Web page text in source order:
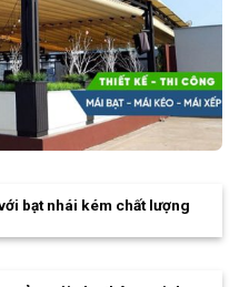
bạt nhái kém chất lượng